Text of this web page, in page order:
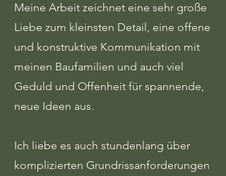
Meine Arbeit zeichnet eine sehr große
Liebe zum kleinsten Detail, eine offene
und konstruktive Kommunikation mit
meinen Baufamilien und auch viel
Geduld und Offenheit für spannende,
neue Ideen aus.
Ich liebe es auch stundenlang über
komplizierten Grundrissanforderungen